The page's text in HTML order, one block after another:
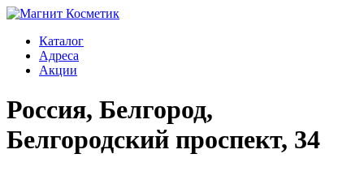
Каталог
Адреса
Акции
Россия, Белгород,
Белгородский проспект, 34